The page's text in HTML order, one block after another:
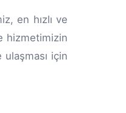
en hızlı ve
hizmetimizin
için